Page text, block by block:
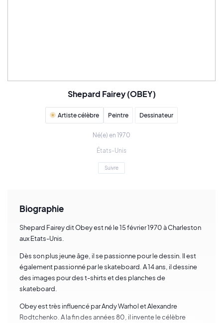
Shepard Fairey (OBEY)
Artiste célèbre Peintre Dessinateur
Né(e) en 1970
États-Unis
Suivre
Biographie
Shepard Fairey dit Obey est né le 15 février 1970 à Charleston
aux Etats-Unis.
Dès son plus jeune âge, il se passionne pour le dessin. Il est
également passionné par le skateboard. A 14 ans, il dessine
des images pour des t-shirts et des planches de
skateboard.
Obey est très influencé par Andy Warhol et Alexandre
Rodtchenko. A la fin des années 80, il invente le célèbre